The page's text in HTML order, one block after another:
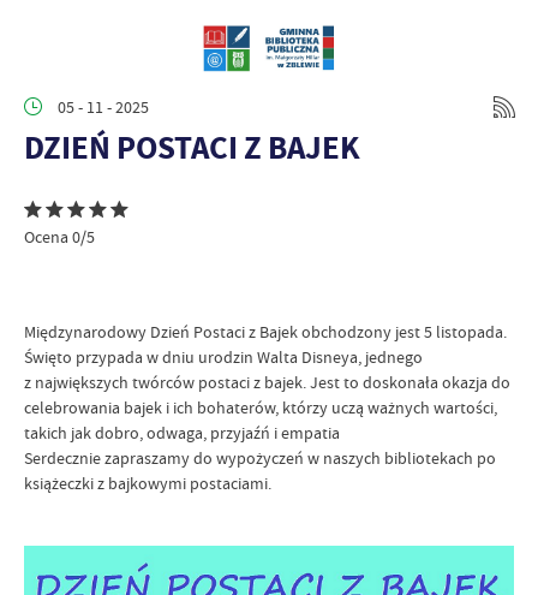
05 - 11 - 2025
DZIEŃ POSTACI Z BAJEK
Ocena 0/5
Międzynarodowy Dzień Postaci z Bajek obchodzony jest 5 listopada.
Święto przypada w dniu urodzin Walta Disneya, jednego
z największych twórców postaci z bajek. Jest to doskonała okazja do
celebrowania bajek i ich bohaterów, którzy uczą ważnych wartości,
takich jak dobro, odwaga, przyjaźń i empatia
Serdecznie zapraszamy do wypożyczeń w naszych bibliotekach po
książeczki z bajkowymi postaciami.